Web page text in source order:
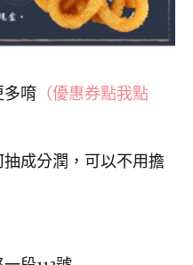
多唷 （優惠券點我點
成分潤，可以不用擔